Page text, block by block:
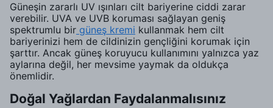
Güneşin zararlı UV ışınları cilt bariyerine ciddi zarar
verebilir. UVA ve UVB koruması sağlayan geniş
spektrumlu bir güneş kremi kullanmak hem cilt
bariyerinizi hem de cildinizin gençliğini korumak için
şarttır. Ancak güneş koruyucu kullanımını yalnızca yaz
aylarına değil, her mevsime yaymak da oldukça
önemlidir.
Doğal Yağlardan Faydalanmalısınız